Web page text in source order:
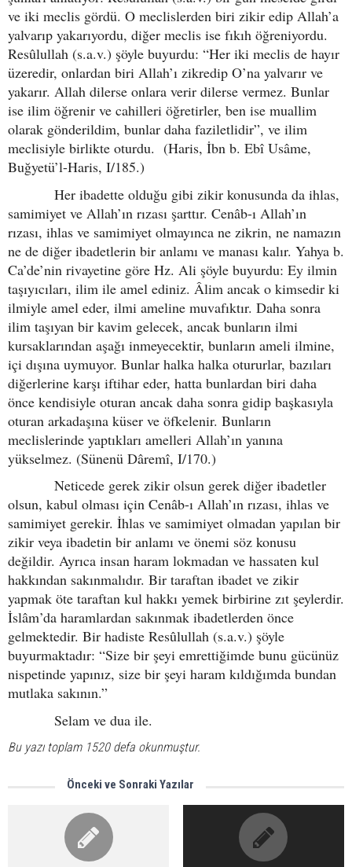
ve iki meclis gördü. O meclislerden biri zikir edip Allah’a
yalvarıp yakarıyordu, diğer meclis ise fıkıh öğreniyordu.
Resûlullah (s.a.v.) şöyle buyurdu: “Her iki meclis de hayır
üzeredir, onlardan biri Allah’ı zikredip O’na yalvarır ve
yakarır. Allah dilerse onlara verir dilerse vermez. Bunlar
ise ilim öğrenir ve cahilleri öğretirler, ben ise muallim
olarak gönderildim, bunlar daha faziletlidir”, ve ilim
meclisiyle birlikte oturdu. (Haris, İbn b. Ebî Usâme,
Buğyetü’l-Haris, I/185.)
Her ibadette olduğu gibi zikir konusunda da ihlas,
samimiyet ve Allah’ın rızası şarttır. Cenâb-ı Allah’ın
rızası, ihlas ve samimiyet olmayınca ne zikrin, ne namazın
ne de diğer ibadetlerin bir anlamı ve manası kalır. Yahya b.
Ca’de’nin rivayetine göre Hz. Ali şöyle buyurdu: Ey ilmin
taşıyıcıları, ilim ile amel ediniz. Âlim ancak o kimsedir ki
ilmiyle amel eder, ilmi ameline muvafıktır. Daha sonra
ilim taşıyan bir kavim gelecek, ancak bunların ilmi
kursaklarından aşağı inmeyecektir, bunların ameli ilmine,
içi dışına uymuyor. Bunlar halka halka otururlar, bazıları
diğerlerine karşı iftihar eder, hatta bunlardan biri daha
önce kendisiyle oturan ancak daha sonra gidip başkasıyla
oturan arkadaşına küser ve öfkelenir. Bunların
meclislerinde yaptıkları amelleri Allah’ın yanına
yükselmez. (Sünenü Dâremî, I/170.)
Neticede gerek zikir olsun gerek diğer ibadetler
olsun, kabul olması için Cenâb-ı Allah’ın rızası, ihlas ve
samimiyet gerekir. İhlas ve samimiyet olmadan yapılan bir
zikir veya ibadetin bir anlamı ve önemi söz konusu
değildir. Ayrıca insan haram lokmadan ve hassaten kul
hakkından sakınmalıdır. Bir taraftan ibadet ve zikir
yapmak öte taraftan kul hakkı yemek birbirine zıt şeylerdir.
İslâm’da haramlardan sakınmak ibadetlerden önce
gelmektedir. Bir hadiste Resûlullah (s.a.v.) şöyle
buyurmaktadır: “Size bir şeyi emrettiğimde bunu gücünüz
nispetinde yapınız, size bir şeyi haram kıldığımda bundan
mutlaka sakının.”
Selam ve dua ile.
Bu yazı toplam 1520 defa okunmuştur.
Önceki ve Sonraki Yazılar